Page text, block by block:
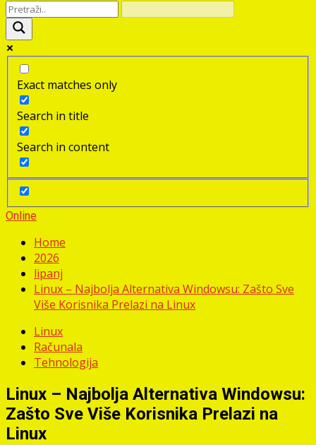
Exact matches only
Search in title
Search in content
Online
Home
2026
lipanj
Linux – Najbolja Alternativa Windowsu: Zašto Sve
Više Korisnika Prelazi na Linux
Linux
Računala
Tehnologija
Linux – Najbolja Alternativa Windowsu:
Zašto Sve Više Korisnika Prelazi na
Linux